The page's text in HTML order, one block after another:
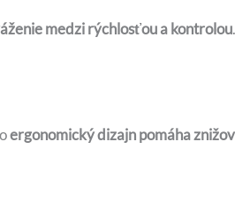
medzi rýchlosťou a kontrolou
ergonomický dizajn pomáha